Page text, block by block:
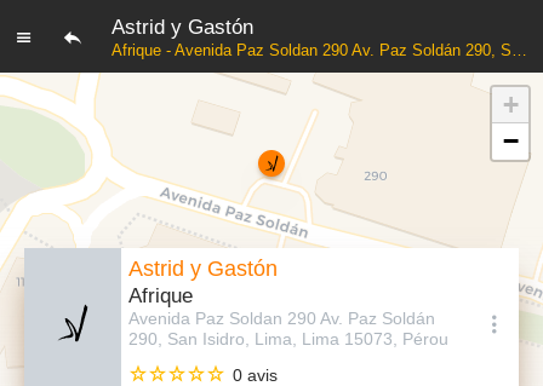
Astrid y Gastón
Afrique - Avenida Paz Soldan 290 Av. Paz Soldán 290, San Isidro, Lima, Lima 15073, Pérou
Astrid y Gastón
Afrique
Avenida Paz Soldan 290 Av. Paz Soldán
290, San Isidro, Lima, Lima 15073, Pérou
0 avis
+
−